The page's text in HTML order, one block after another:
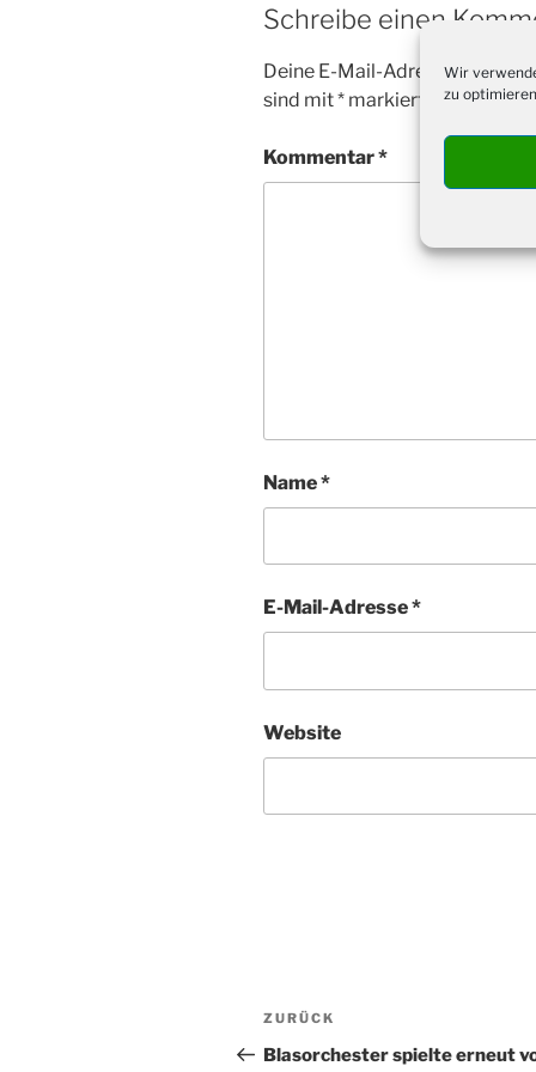
Wir
zu
Schreibe einen
Deine E-Mail-Adresse wird
sind mit* markiert
Kommentar*
Name*
E-Mail-Adresse*
Website
Beitragsnavigation
Vorheriger
Beitrag
ZURÜCK
Blasorchester spielte erneut